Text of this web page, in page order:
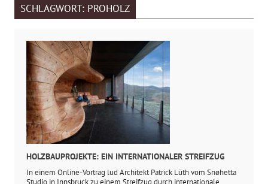
SCHLAGWORT: PROHOLZ
HOLZBAUPROJEKTE: EIN INTERNATIONALER STREIFZUG
In einem Online-Vortrag lud Architekt Patrick Lüth vom Snøhetta
Studio in Innsbruck zu einem Streifzug durch internationale